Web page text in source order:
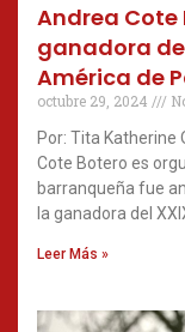
Andrea
ganadora
América de
octubre 29, 2024
Por: Tita Katherine
Cote Botero es
barranqueña fue
la ganadora del
Leer Más »